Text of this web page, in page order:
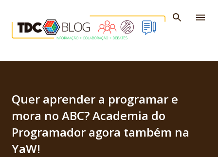
Quer aprender a programar e
mora no ABC? Academia do
Programador agora também na
YaW!